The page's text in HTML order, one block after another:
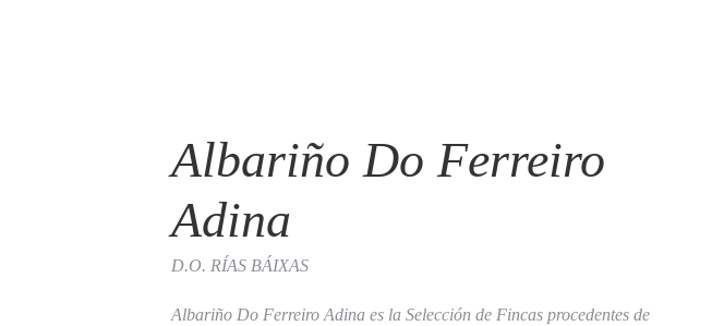
Albariño Do Ferreiro
Adina
D.O. RÍAS BÁIXAS
Albariño Do Ferreiro Adina es la Selección de Fincas procedentes de